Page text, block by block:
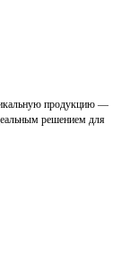
продукцию —
решением для